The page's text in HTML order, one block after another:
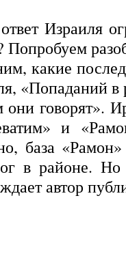
Израиля
какие
«Попаданий
они говорят».
и
база
в районе.
автор